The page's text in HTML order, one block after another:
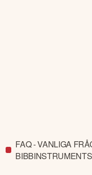
FAQ - VANLIGA
BIBBINSTRUMENTS